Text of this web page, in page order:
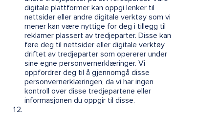
digitale plattformer kan oppgi lenker til
nettsider eller andre digitale verktøy som vi
mener kan være nyttige for deg i tillegg til
reklamer plassert av tredjeparter. Disse kan
føre deg til nettsider eller digitale verktøy
driftet av tredjeparter som opererer under
sine egne personvernerklæringer. Vi
oppfordrer deg til å gjennomgå disse
personvernerklæringen, da vi har ingen
kontroll over disse tredjepartene eller
informasjonen du oppgir til disse.